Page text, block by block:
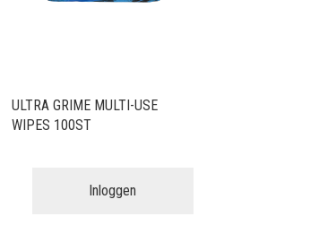
ULTRA GRIME MULTI-USE
WIPES 100ST
Inloggen